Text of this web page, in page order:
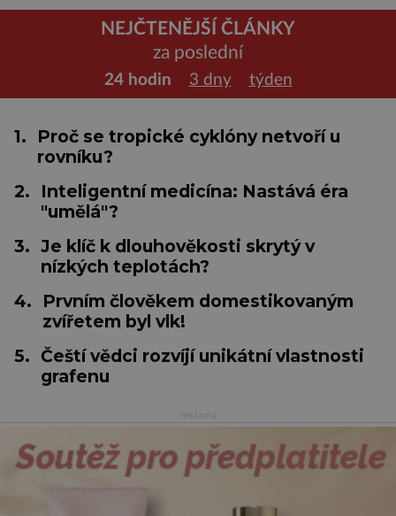
NEJČTENĚJŠÍ ČLÁNKY
za poslední
24 hodin 3 dny týden
1.
Proč se tropické cyklóny netvoří u
rovníku?
2.
Inteligentní medicína: Nastává éra
"umělá"?
3. Je klíč k dlouhověkosti skrytý v
nízkých teplotách?
4.
Prvním člověkem domestikovaným
zvířetem byl vlk!
5. Čeští vědci rozvíjí unikátní vlastnosti
grafenu